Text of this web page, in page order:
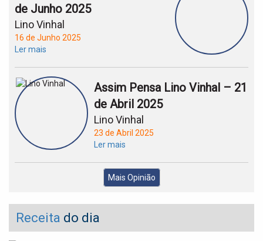
de Junho 2025
Lino Vinhal
16 de Junho 2025
Ler mais
Assim Pensa Lino Vinhal – 21
de Abril 2025
Lino Vinhal
23 de Abril 2025
Ler mais
Mais Opinião
Receita do dia